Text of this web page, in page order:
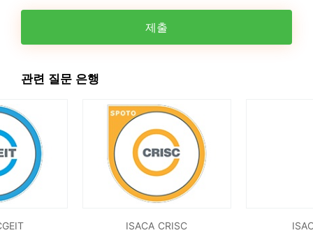
제출
관련 질문 은행
ISACA CRISC